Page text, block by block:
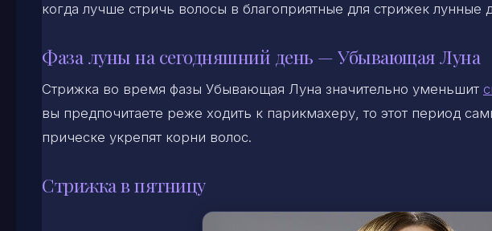
когда лучше стричь волосы в благоприятные для стрижек лунные
Фаза луны на сегодняшний день — Убывающая Луна
Стрижка во время фазы Убывающая Луна значительно уменьшит
вы предпочитаете реже ходить к парикмахеру, то этот период
прическе укрепят корни волос.
Стрижка в пятницу